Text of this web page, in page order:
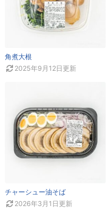
角煮大根
2025年9月12日更新
チャーシュー油そば
2026年3月1日更新